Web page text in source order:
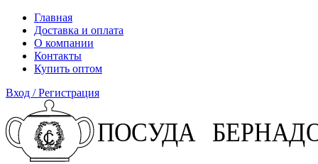
Главная
Доставка и оплата
О компании
Контакты
Купить оптом
Вход / Регистрация